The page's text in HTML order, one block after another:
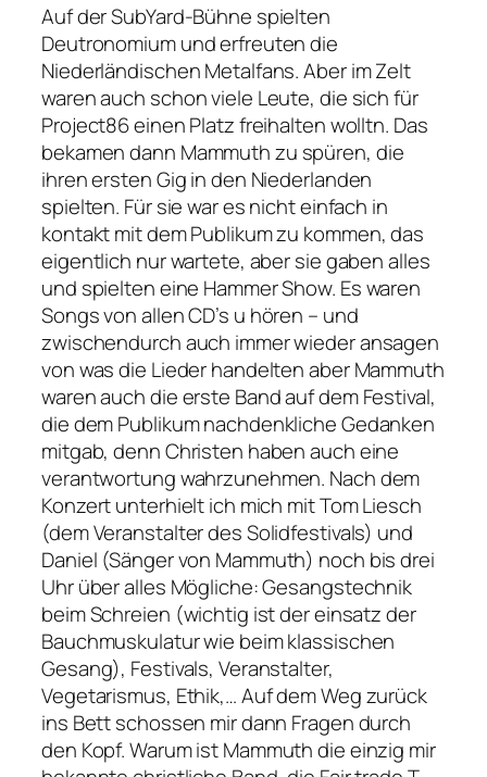
Auf der SubYard-Bühne spielten
Deutronomium und erfreuten die
Niederländischen Metalfans. Aber im Zelt
waren auch schon viele Leute, die sich für
Project86 einen Platz freihalten wolltn. Das
bekamen dann Mammuth zu spüren, die
ihren ersten Gig in den Niederlanden
spielten. Für sie war es nicht einfach in
kontakt mit dem Publikum zu kommen, das
eigentlich nur wartete, aber sie gaben alles
und spielten eine Hammer Show. Es waren
Songs von allen CD’s u hören – und
zwischendurch auch immer wieder ansagen
von was die Lieder handelten aber Mammuth
waren auch die erste Band auf dem Festival,
die dem Publikum nachdenkliche Gedanken
mitgab, denn Christen haben auch eine
verantwortung wahrzunehmen. Nach dem
Konzert unterhielt ich mich mit Tom Liesch
(dem Veranstalter des Solidfestivals) und
Daniel (Sänger von Mammuth) noch bis drei
Uhr über alles Mögliche: Gesangstechnik
beim Schreien (wichtig ist der einsatz der
Bauchmuskulatur wie beim klassischen
Gesang), Festivals, Veranstalter,
Vegetarismus, Ethik,… Auf dem Weg zurück
ins Bett schossen mir dann Fragen durch
den Kopf. Warum ist Mammuth die einzig mir